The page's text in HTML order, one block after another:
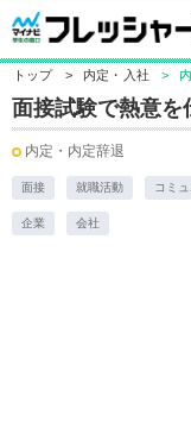
トップ > 内定・入社 >
面接試験で熱意を
内定・内定辞退
面接 就職活動 コミ
企業 会社